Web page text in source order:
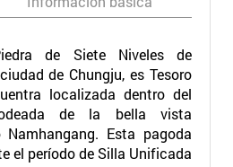
de Siete Niveles de
de Chungju, es Tesoro
localizada dentro del
de la bella vista
Esta pagoda
el período de Silla Unificada